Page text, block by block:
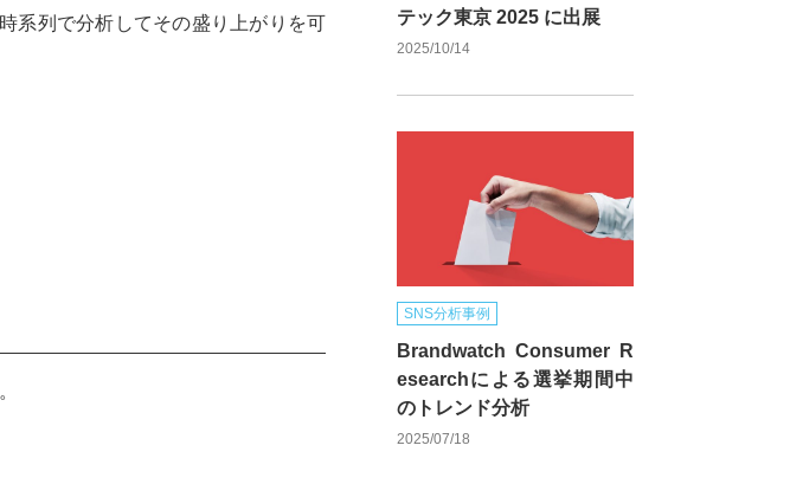
系列で分析してその盛り上がりを可
テック東京 2025 に出展
2025/10/14
SNS分析事例
Brandwatch Consumer R
esearchによる選挙期間中
のトレンド分析
2025/07/18